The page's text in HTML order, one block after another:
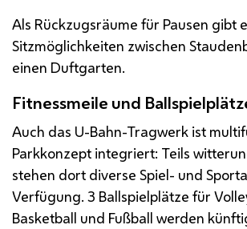
Als Rückzugsräume für Pausen gibt
Sitzmöglichkeiten zwischen
einen Duftgarten.
Fitnessmeile und
Auch das U-Bahn-Tragwerk ist
Parkkonzept integriert: Teils
stehen dort diverse Spiel- und
Verfügung. 3 Ballspielplätze für
Basketball und Fußball werden